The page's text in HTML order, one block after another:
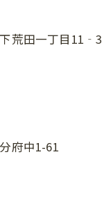
荒田一丁目11‐3
府中1-61